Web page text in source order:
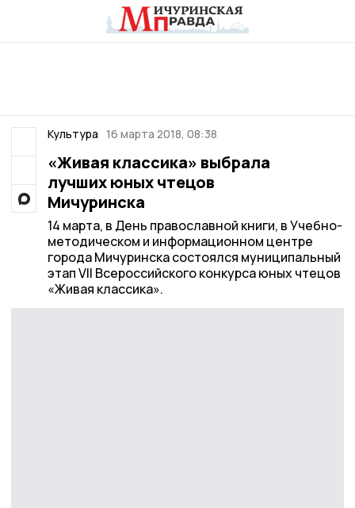
Культура 16 марта 2018, 08:38
«Живая классика» выбрала
лучших юных чтецов
Мичуринска
14 марта, в День православной книги, в Учебно-
методическом и информационном центре
города Мичуринска состоялся муниципальный
этап VII Всероссийского конкурса юных чтецов
«Живая классика».